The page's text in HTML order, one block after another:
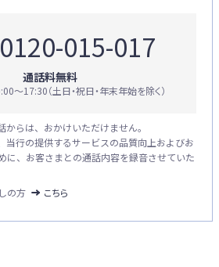
0120-015-017
通話料無料
〜17:30（土日・祝日・年末年始を除く）
からは、おかけいただけません。
当行の提供するサービスの品質向上およびお
に、お客さまとの通話内容を録音させていた
の方
こちら